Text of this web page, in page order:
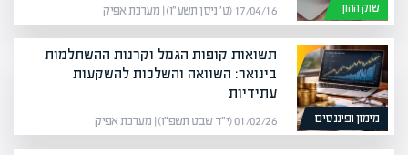
שוק ההון 17/04/16 (ט׳ ניסן תשע״ו) | מערכת אפיק
מימון ופיננסים
תשואות קופות הגמל וקרנות ההשתלמות
בינואר: השוואה והשלכות להשקעות
עתידיות
01/02/26 (י״ד שבט תשפ״ו) | מערכת אפיק